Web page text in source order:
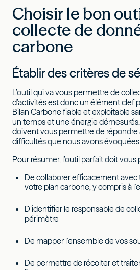
Choisir le bon
collecte de
carbone
Établir des critères de
L’outil qui va vous permettre de
d’activités est donc un élément clef
Bilan Carbone fiable et exploitable
un temps et une énergie
doivent vous permettre de répondre
difficultés que nous avons
Pour résumer, l’outil parfait doit
De collaborer efficacement avec
votre plan carbone, y compris à
D’identifier le responsable de
périmètre
De mapper l’ensemble de vos
De permettre de récolter et